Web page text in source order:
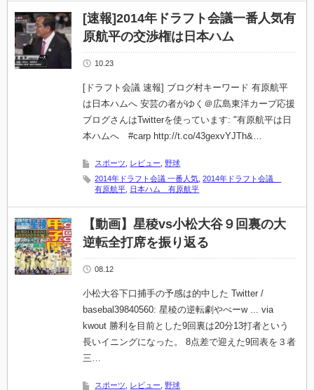
[速報]2014年ドラフト会議一番人気有
原航平の交渉権は日本ハム
10.23
[ドラフト会議 速報] ブログ村キーワード 有原航平
は日本ハムへ 安芸の者がゆく＠広島東洋カープ応援
ブログさんはTwitterを使っています: "有原航平は日
本ハムへ #carp http://t.co/43gexvYJTh&…
スポーツ レビュー ,野球
2014年ドラフト会議 一番人気 ,2014年ドラフト会議
有原航平 日本ハム 有原航平
【動画】星稜vs小松大谷９回裏の大
逆転全打席を振り返る
08.12
小松大谷下口捕手の予感は的中した Twitter /
basebal39840560: 星稜の逆転劇やべーw ... via
kwout 勝利を目前とした9回裏は20分13打者という
長いイニングになった。 8点差で迎えた9回表を３者
三…
スポーツ レビュー ,野球